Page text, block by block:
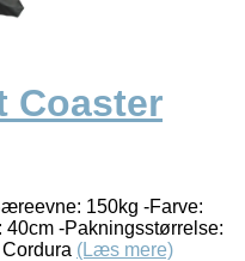
Coaster
150kg -Farve:
-Pakningsstørrelse:
(Læs mere)